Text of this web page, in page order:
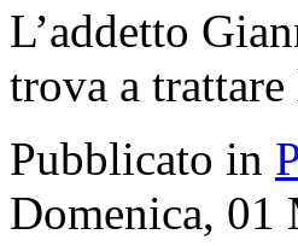
L’addetto
trova a
Pubblicato in
Domenica, 01